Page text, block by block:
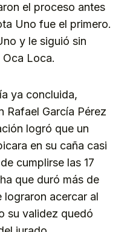
el proceso antes
Uno fue el primero.
y le siguió sin
Loca.
ya concluida,
Rafael García Pérez
logró que un
en su caña casi
cumplirse las 17
que duró más de
lograron acercar al
su validez quedó